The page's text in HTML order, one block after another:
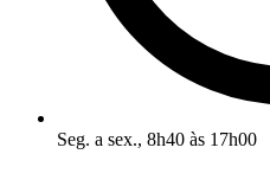
Seg. a sex., 8h40 às 17h00